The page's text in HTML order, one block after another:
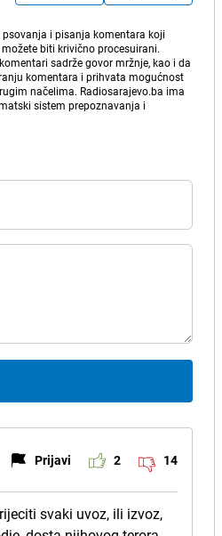
i pisanja komentara koji
biti krivično procesuirani.
sadrže govor mržnje, kao i da
komentara i prihvata mogućnost
načelima. Radiosarajevo.ba ima
sistem prepoznavanja i
Prijavi 2 14
svaki uvoz, ili izvoz,